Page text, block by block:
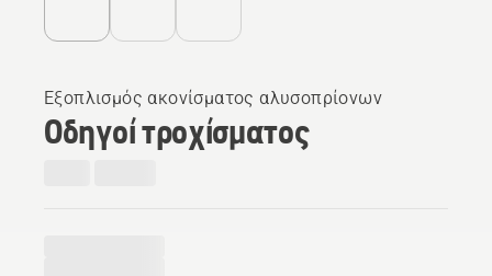
Εξοπλισμός ακονίσματος αλυσοπρίονων
Οδηγοί τροχίσματος